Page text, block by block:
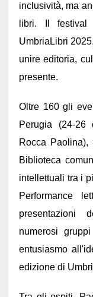
inclusività, ma
libri. Il festival
UmbriaLibri
unire editoria,
presente.
Oltre 160 gli
Perugia (24-26
Rocca
Biblioteca
intellettuali tra i
Performance
presentazioni
numerosi
entusiasmo
edizione di